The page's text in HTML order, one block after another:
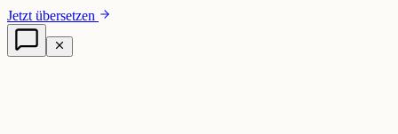
Jetzt übersetzen